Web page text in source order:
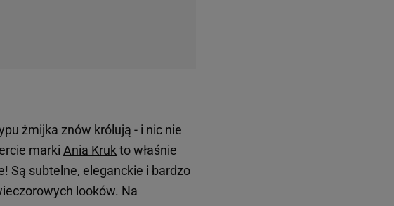
żmijka znów królują - i nic nie
marki Ania Krukto właśnie
Są subtelne, eleganckie i bardzo
looków. Na